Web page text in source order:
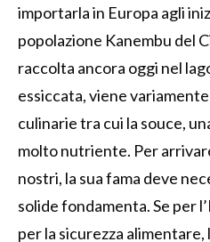
importarla in Europa agli
popolazione Kanembu del
raccolta ancora oggi nel
essiccata, viene
culinarie tra cui la souce,
molto nutriente. Per
nostri, la sua fama deve
solide fondamenta. Se per
per la sicurezza